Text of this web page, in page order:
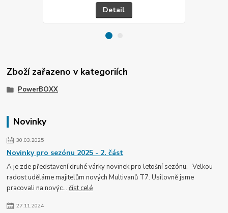
Novinky
30.03.2025
Novinky pro sezónu 2025 - 2. část
A je zde představení druhé várky novinek pro letošní sezónu. Velkou
radost uděláme majitelům nových Multivanů T7. Usilovně jsme
pracovali na novýc...číst celé
27.11.2024
Detail
Zboží zařazeno v kategoriích
PowerBOXX